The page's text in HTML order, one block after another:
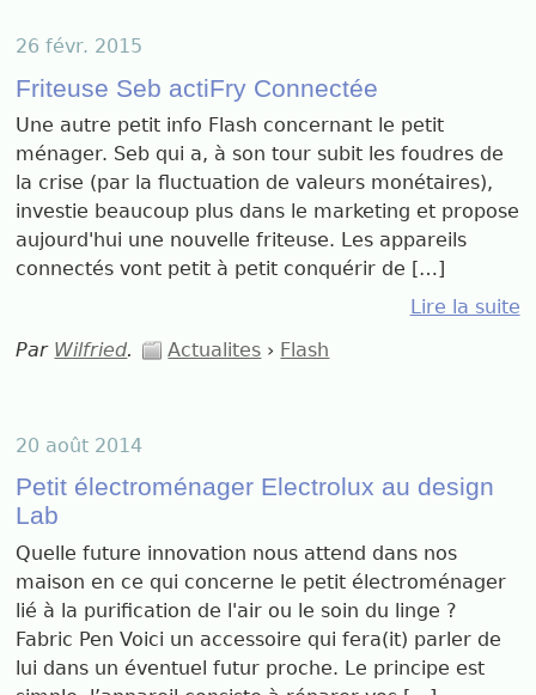
26 févr. 2015
Friteuse Seb actiFry Connectée
Une autre petit info Flash concernant le petit
ménager. Seb qui a, à son tour subit les foudres de
la crise (par la fluctuation de valeurs monétaires),
investie beaucoup plus dans le marketing et propose
aujourd'hui une nouvelle friteuse. Les appareils
connectés vont petit à petit conquérir de […]
Lire la suite
Par Wilfried. Actualites › Flash
20 août 2014
Petit électroménager Electrolux au design
Lab
Quelle future innovation nous attend dans nos
maison en ce qui concerne le petit électroménager
lié à la purification de l'air ou le soin du linge ?
Fabric Pen Voici un accessoire qui fera(it) parler de
lui dans un éventuel futur proche. Le principe est